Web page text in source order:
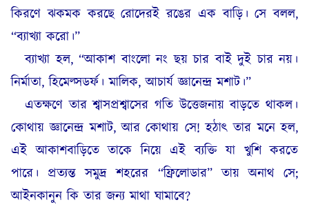
কিরণে ঝকমক করছে রোদেরই রঙের এক বাড়ি। সে বলল,
“ব্যাখ্যা করো।”
ব্যাখ্যা হল, “আকাশ বাংলো নং ছয় চার বাই দুই চার নয়।
নির্মাতা, হিমেল্সডর্ফ। মালিক, আচার্য জ্ঞানেন্দ্র মশাট।”
এতক্ষণে তার শ্বাসপ্রশ্বাসের গতি উত্তেজনায় বাড়তে থাকল।
কোথায় জ্ঞানেন্দ্র মশাট, আর কোথায় সে! হঠাৎ তার মনে হল,
এই আকাশবাড়িতে তাকে নিয়ে এই ব্যক্তি যা খুশি করতে
পারে। প্রত্যন্ত সমুদ্র শহরের “ফ্রিলোডার” তায় অনাথ সে;
আইনকানুন কি তার জন্য মাথা ঘামাবে?